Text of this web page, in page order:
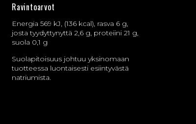
Ravintoarvot
Energia 569 kJ, (136 kcal), rasva 6 g,
josta tyydyttynyttä 2,6 g, proteiini 21 g,
suola 0,1 g
Suolapitoisuus johtuu yksinomaan
tuotteessa luontaisesti esiintyvästä
natriumista.